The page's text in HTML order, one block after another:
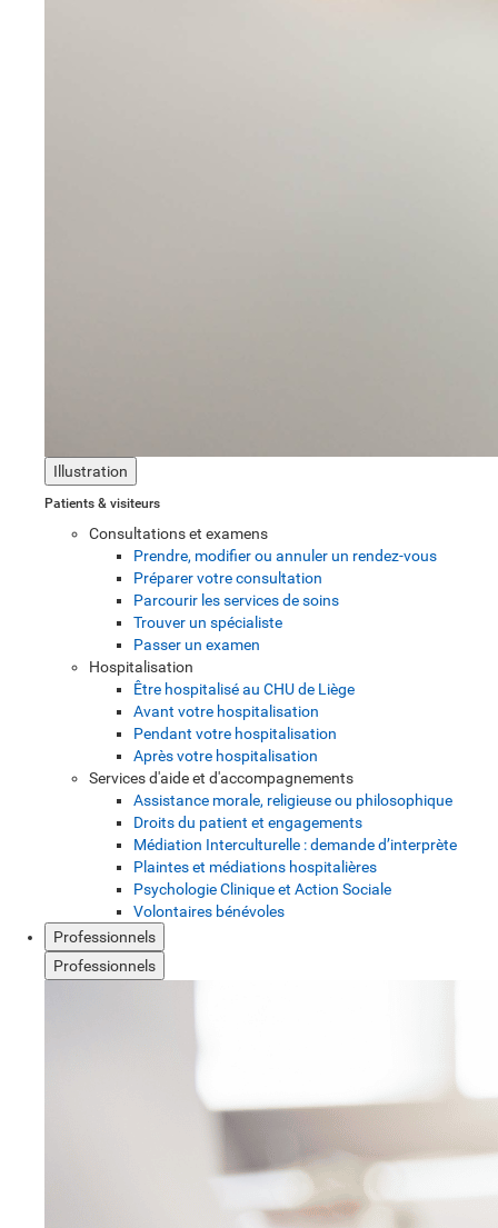
Illustration
Patients & visiteurs
Consultations et examens
Prendre, modifier ou annuler un rendez-vous
Préparer votre consultation
Parcourir les services de soins
Trouver un spécialiste
Passer un examen
Hospitalisation
Être hospitalisé au CHU de Liège
Avant votre hospitalisation
Pendant votre hospitalisation
Après votre hospitalisation
Services d'aide et d'accompagnements
Assistance morale, religieuse ou philosophique
Droits du patient et engagements
Médiation Interculturelle : demande d’interprète
Plaintes et médiations hospitalières
Psychologie Clinique et Action Sociale
Volontaires bénévoles
Professionnels
Professionnels